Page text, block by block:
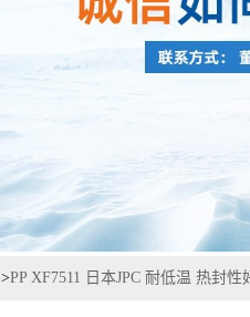
>PP XF7511 日本JPC 耐低温 热封性